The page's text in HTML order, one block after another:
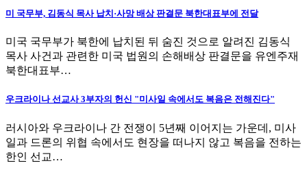
미 국무부, 김동식 목사 납치·사망 배상 판결문 북한대표부에 전달
미국 국무부가 북한에 납치된 뒤 숨진 것으로 알려진 김동식
목사 사건과 관련한 미국 법원의 손해배상 판결문을 유엔주재
북한대표부…
우크라이나 선교사 3부자의 헌신 "미사일 속에서도 복음은 전해진다"
러시아와 우크라이나 간 전쟁이 5년째 이어지는 가운데, 미사
일과 드론의 위협 속에서도 현장을 떠나지 않고 복음을 전하는
한인 선교…